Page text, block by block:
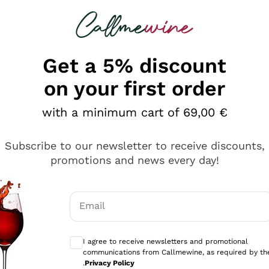
looking for
è male ma secondo me ci sono alternative che
Get a 5% discount
on your first order
with a minimum cart of 69,00 €
Subscribe to our newsletter to receive discounts,
promotions and news every day!
Email
I agree to receive newsletters and promotional
communications from Callmewine, as required by
.Privacy Policy